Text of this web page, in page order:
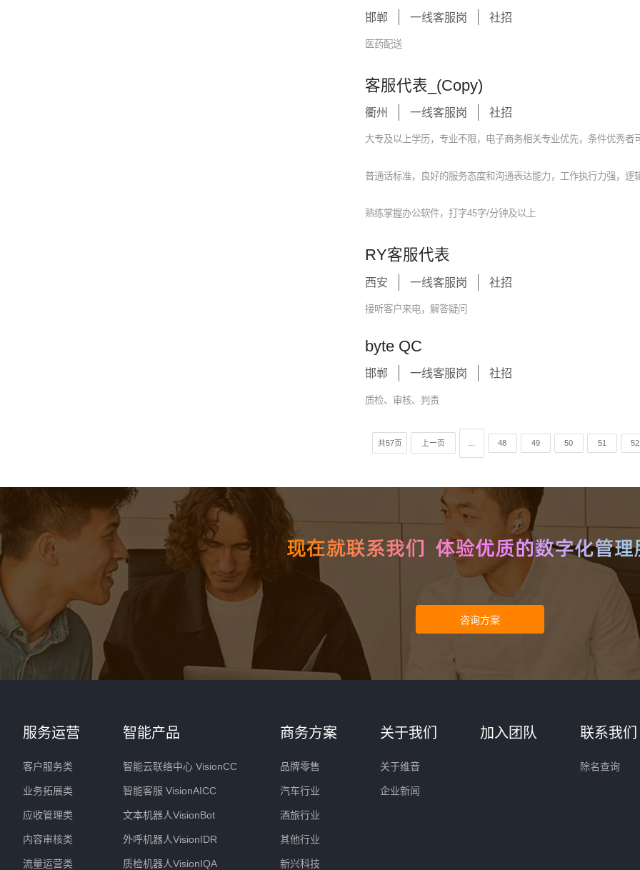
邯郸 一线客服岗 社招
医药配送
客服代表_(Copy)
衢州 一线客服岗 社招
大专及以上学历，专业不限，电子商务相关专业优先，条件优秀者
普通话标准，良好的服务态度和沟通表达能力，工作执行力强，逻
熟练掌握办公软件，打字45字/分钟及以上
RY客服代表
西安 一线客服岗 社招
接听客户来电，解答疑问
byte QC
邯郸 一线客服岗 社招
质检、审核、判责
共57页 上一页 ... 48 49 50 51 52
服务运营
客户服务类
业务拓展类
应收管理类
内容审核类
流量运营类
智能产品
智能云联络中心 VisionCC
智能客服 VisionAICC
文本机器人VisionBot
外呼机器人VisionIDR
质检机器人VisionIQA
商务方案
品牌零售
汽车行业
酒旅行业
其他行业
新兴科技
关于我们
关于维音
企业新闻
加入团队 联系我们
除名查询